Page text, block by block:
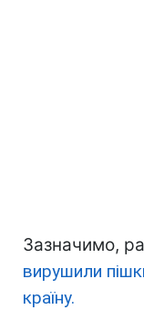
Зазначимо,
вирушили
країну.